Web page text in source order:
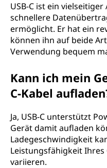
USB-C ist ein
schnellere
ermöglicht. Er hat ein
können ihn auf beide
Verwendung bequem
Kann ich mein
C-Kabel
Ja, USB-C unterstützt
Gerät damit aufladen
Ladegeschwindigkeit
Leistungsfähigkeit Ihres
variieren.